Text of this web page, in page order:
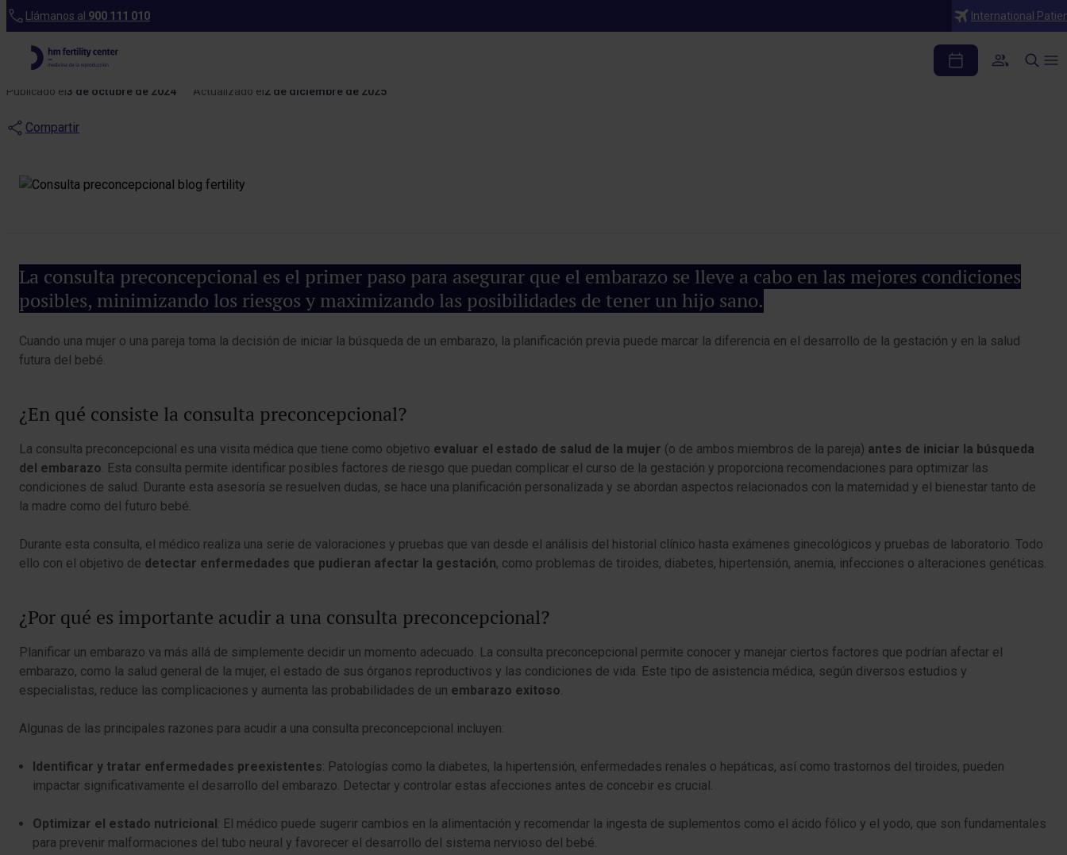
Llámanos al 900 111 010 International
Blog
Consulta preconcepcional, ¿en qué consiste?
Publicado el3 de octubre de 2024 Actualizado el2 de diciembre de 2025
Compartir
La consulta preconcepcional es el primer paso para asegurar que el embarazo se lleve a cabo en las mejores condiciones
posibles, minimizando los riesgos y maximizando las posibilidades de tener un hijo sano.
Cuando una mujer o una pareja toma la decisión de iniciar la búsqueda de un embarazo, la planificación previa puede marcar la diferencia en el desarrollo de la gestación y en la salud
futura del bebé.
¿En qué consiste la consulta preconcepcional?
La consulta preconcepcional es una visita médica que tiene como objetivo evaluar el estado de salud de la mujer (o de ambos miembros de la pareja) antes de iniciar la búsqueda
del embarazo. Esta consulta permite identificar posibles factores de riesgo que puedan complicar el curso de la gestación y proporciona recomendaciones para optimizar las
condiciones de salud. Durante esta asesoría se resuelven dudas, se hace una planificación personalizada y se abordan aspectos relacionados con la maternidad y el bienestar tanto de
la madre como del futuro bebé.
Durante esta consulta, el médico realiza una serie de valoraciones y pruebas que van desde el análisis del historial clínico hasta exámenes ginecológicos y pruebas de laboratorio. Todo
ello con el objetivo de detectar enfermedades que pudieran afectar la gestación, como problemas de tiroides, diabetes, hipertensión, anemia, infecciones o alteraciones genéticas.
¿Por qué es importante acudir a una consulta preconcepcional?
Planificar un embarazo va más allá de simplemente decidir un momento adecuado. La consulta preconcepcional permite conocer y manejar ciertos factores que podrían afectar el
embarazo, como la salud general de la mujer, el estado de sus órganos reproductivos y las condiciones de vida. Este tipo de asistencia médica, según diversos estudios y
especialistas, reduce las complicaciones y aumenta las probabilidades de un embarazo exitoso.
Algunas de las principales razones para acudir a una consulta preconcepcional incluyen:
Identificar y tratar enfermedades preexistentes: Patologías como la diabetes, la hipertensión, enfermedades renales o hepáticas, así como trastornos del tiroides, pueden
impactar significativamente el desarrollo del embarazo. Detectar y controlar estas afecciones antes de concebir es crucial.
Optimizar el estado nutricional : El médico puede sugerir cambios en la alimentación y recomendar la ingesta de suplementos como el ácido fólico y el yodo, que son fundamentales
para prevenir malformaciones del tubo neural y favorecer el desarrollo del sistema nervioso del bebé.